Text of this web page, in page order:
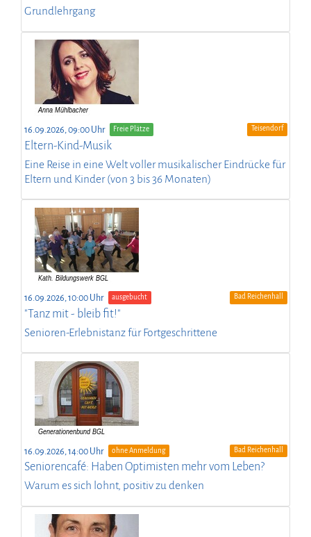
Grundlehrgang
16.09.2026, 09:00 Uhr Freie Plätze Teisendorf
Eltern-Kind-Musik
Eine Reise in eine Welt voller musikalischer Eindrücke für
Eltern und Kinder (von 3 bis 36 Monaten)
16.09.2026, 10:00 Uhr ausgebucht Bad Reichenhall
"Tanz mit - bleib fit!"
Senioren-Erlebnistanz für Fortgeschrittene
16.09.2026, 14:00 Uhr ohne Anmeldung Bad Reichenhall
Seniorencafé: Haben Optimisten mehr vom Leben?
Warum es sich lohnt, positiv zu denken